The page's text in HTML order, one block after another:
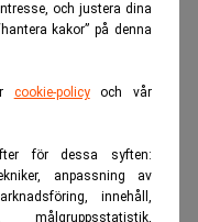
och justera dina
kakor” på denna
cookie-policyoch vår
för dessa syften:
anpassning av
innehåll,
Snellman och
dotterbolaget LW
delägarskap som
Lensmar-
mer som ett
att ta in fler